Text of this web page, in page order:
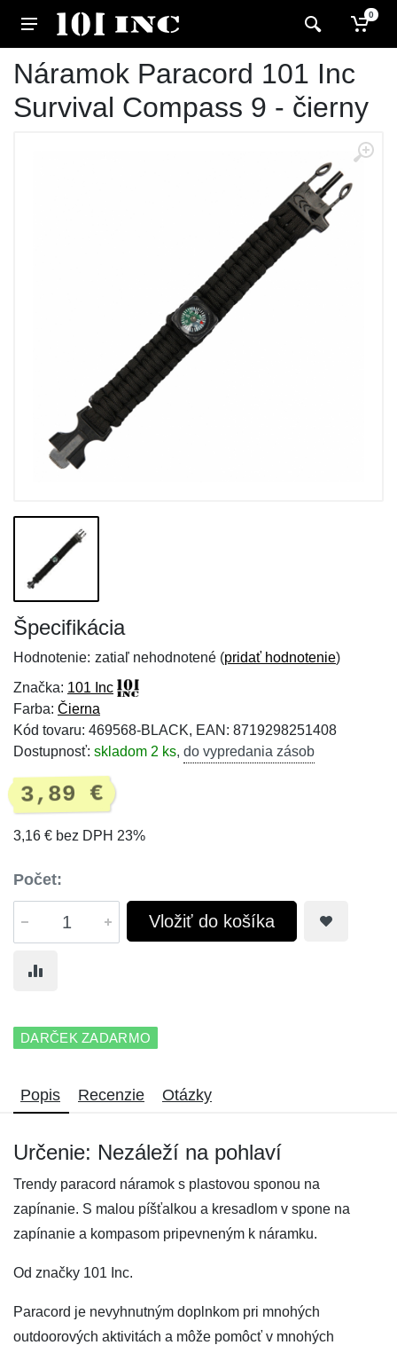
0
Náramok Paracord 101 Inc
Survival Compass 9 - čierny
Špecifikácia
Hodnotenie: zatiaľ nehodnotené (pridať hodnotenie)
Značka: 101 Inc
Farba: Čierna
Kód tovaru: 469568-BLACK, EAN: 8719298251408
Dostupnosť: skladom 2 ks, do vypredania zásob
3,89 €
3,16 € bez DPH 23%
Počet:
Vložiť do košíka
DARČEK ZADARMO
Popis Recenzie Otázky
Určenie: Nezáleží na pohlaví
Trendy paracord náramok s plastovou sponou na
zapínanie. S malou píšťalkou a kresadlom v spone na
zapínanie a kompasom pripevneným k náramku.
Od značky 101 Inc.
Paracord je nevyhnutným doplnkom pri mnohých
outdoorových aktivitách a môže pomôcť v mnohých